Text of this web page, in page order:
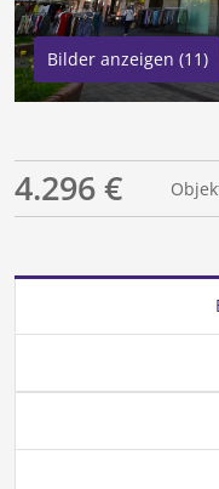
Bilder anzeigen (11)
4.296 €